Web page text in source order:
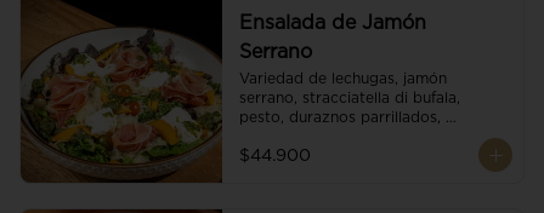
Ensalada de Jamón
Serrano
Variedad de lechugas, jamón
serrano, stracciatella di bufala,
pesto, duraznos parrillados,
tomate cherry y vinagreta
$44.900